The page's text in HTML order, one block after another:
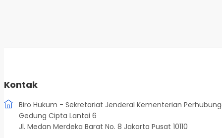
Kontak
Biro Hukum - Sekretariat Jenderal Kementerian
Gedung Cipta Lantai 6
Jl. Medan Merdeka Barat No. 8 Jakarta Pusat 10110